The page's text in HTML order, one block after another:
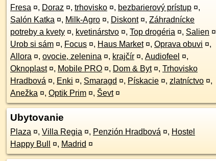
Fresa ¤, Doraz ¤, trhovisko ¤, bezbarierový prístup ¤,
Salón Katka ¤, Milk-Agro ¤, Diskont ¤, Záhradnícke
potreby a kvety ¤, kvetinárstvo ¤, Top drogéria ¤, Salien ¤
Urob si sám ¤, Focus ¤, Haus Market ¤, Oprava obuvi ¤,
Allora ¤, ovocie, zelenina ¤, krajčír ¤, Audiofeel ¤,
Oknoplast ¤, Mobile PRO ¤, Dom & Byt ¤, Trhovisko
Hradbová ¤, Enki ¤, Smaragd ¤, Pískacie ¤, zlatníctvo ¤,
Anežka ¤, Optik Prim ¤, Ševt ¤
Ubytovanie
Plaza ¤, Villa Regia ¤, Penzión Hradbová ¤, Hostel
Happy Bull
¤, Madrid ¤